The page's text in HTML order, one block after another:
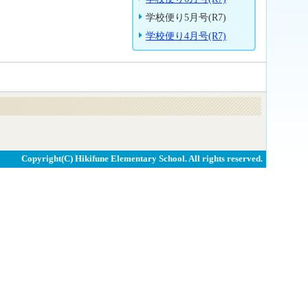
学校便り5月号(R7)
学校便り4月号(R7)
Copyright(C) Hikifune Elementary School. All rights reserved.